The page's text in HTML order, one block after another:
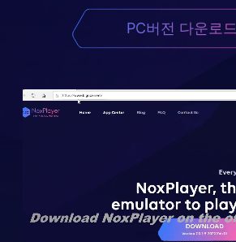
PC버전 다운로드